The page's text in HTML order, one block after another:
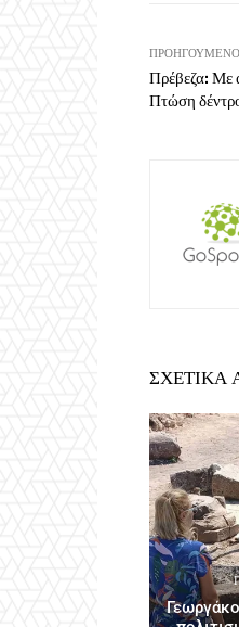
Πρέβεζα: Με
Πτώση
ΣΧΕΤΙΚΆ